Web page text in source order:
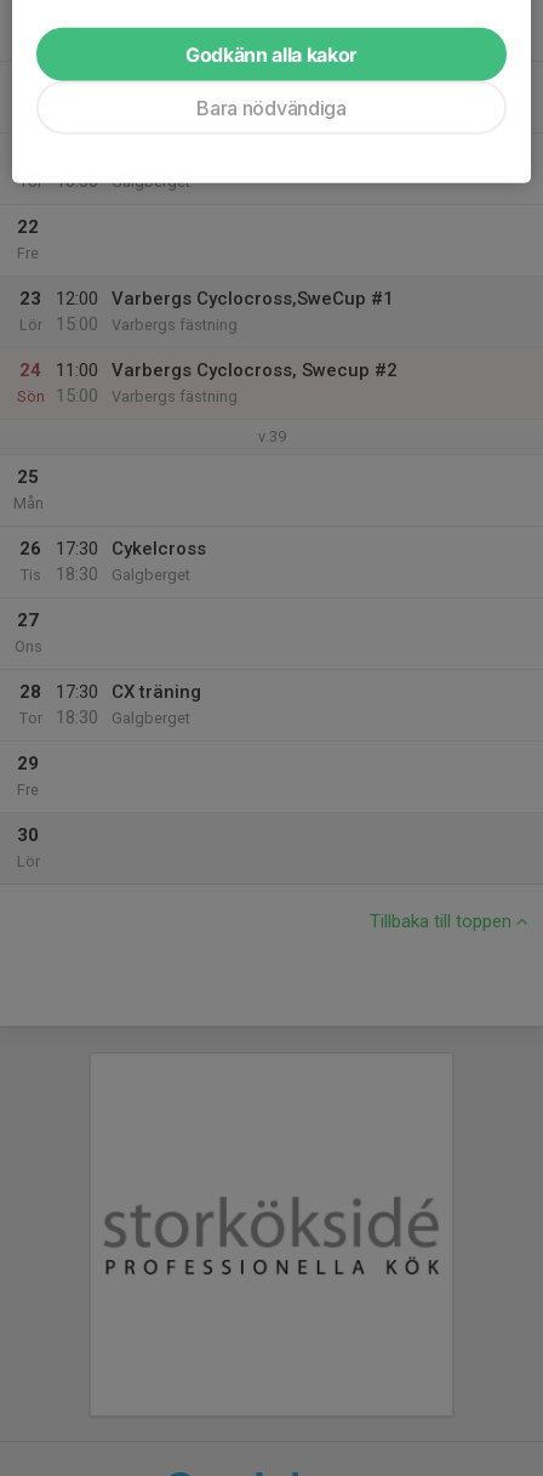
Tor
18:30
Galgberget
22
Fre
23
Lör
12:00
15:00
Varbergs Cyclocross,SweCup #1
Varbergs fästning
24
Sön
11:00
15:00
Varbergs Cyclocross, Swecup #2
Varbergs fästning
v.39
25
Mån
26
Tis
17:30
18:30
Cykelcross
Galgberget
27
Ons
28
Tor
17:30
18:30
CX träning
Galgberget
29
Fre
30
Lör
Tillbaka till toppen
Godkänn alla kakor
Bara nödvändiga